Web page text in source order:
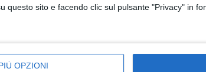
questo sito e facendo clic sul pulsante "Privacy" in
OPZIONI